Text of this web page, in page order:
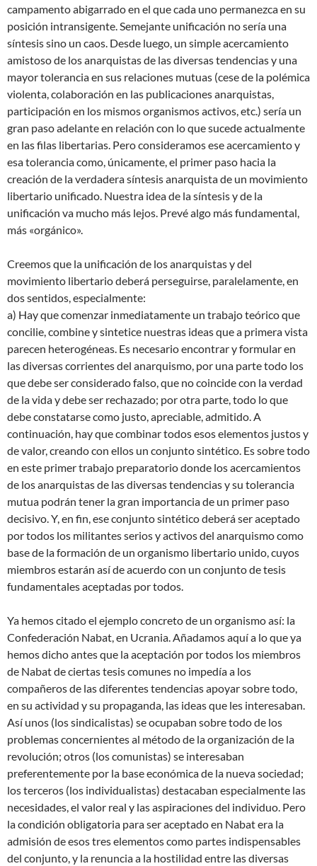
campamento abigarrado en el que cada uno permanezca en su
posición intransigente. Semejante unificación no sería una
síntesis sino un caos. Desde luego, un simple acercamiento
amistoso de los anarquistas de las diversas tendencias y una
mayor tolerancia en sus relaciones mutuas (cese de la polémica
violenta, colaboración en las publicaciones anarquistas,
participación en los mismos organismos activos, etc.) sería un
gran paso adelante en relación con lo que sucede actualmente
en las filas libertarias. Pero consideramos ese acercamiento y
esa tolerancia como, únicamente, el primer paso hacia la
creación de la verdadera síntesis anarquista de un movimiento
libertario unificado. Nuestra idea de la síntesis y de la
unificación va mucho más lejos. Prevé algo más fundamental,
más «orgánico».
Creemos que la unificación de los anarquistas y del
movimiento libertario deberá perseguirse, paralelamente, en
dos sentidos, especialmente:
a) Hay que comenzar inmediatamente un trabajo teórico que
concilie, combine y sintetice nuestras ideas que a primera vista
parecen heterogéneas. Es necesario encontrar y formular en
las diversas corrientes del anarquismo, por una parte todo los
que debe ser considerado falso, que no coincide con la verdad
de la vida y debe ser rechazado; por otra parte, todo lo que
debe constatarse como justo, apreciable, admitido. A
continuación, hay que combinar todos esos elementos justos y
de valor, creando con ellos un conjunto sintético. Es sobre todo
en este primer trabajo preparatorio donde los acercamientos
de los anarquistas de las diversas tendencias y su tolerancia
mutua podrán tener la gran importancia de un primer paso
decisivo. Y, en fin, ese conjunto sintético deberá ser aceptado
por todos los militantes serios y activos del anarquismo como
base de la formación de un organismo libertario unido, cuyos
miembros estarán así de acuerdo con un conjunto de tesis
fundamentales aceptadas por todos.
Ya hemos citado el ejemplo concreto de un organismo así: la
Confederación Nabat, en Ucrania. Añadamos aquí a lo que ya
hemos dicho antes que la aceptación por todos los miembros
de Nabat de ciertas tesis comunes no impedía a los
compañeros de las diferentes tendencias apoyar sobre todo,
en su actividad y su propaganda, las ideas que les interesaban.
Así unos (los sindicalistas) se ocupaban sobre todo de los
problemas concernientes al método de la organización de la
revolución; otros (los comunistas) se interesaban
preferentemente por la base económica de la nueva sociedad;
los terceros (los individualistas) destacaban especialmente las
necesidades, el valor real y las aspiraciones del individuo. Pero
la condición obligatoria para ser aceptado en Nabat era la
admisión de esos tres elementos como partes indispensables
del conjunto, y la renuncia a la hostilidad entre las diversas